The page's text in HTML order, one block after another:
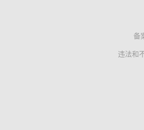
备
违法和